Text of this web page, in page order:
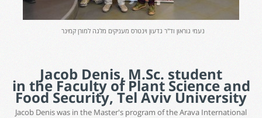
נעמי גוראון וד"ר גדעון וינטרס מעניקים מלגה למורן קמינר
Jacob Denis, M.Sc. student
in the Faculty of Plant Science and
Food Security, Tel Aviv University
Jacob Denis was in the Master's program of the Arava International